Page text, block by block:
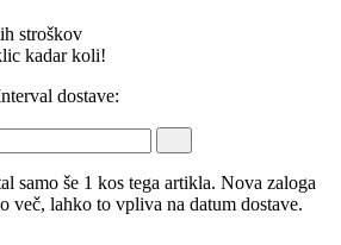
stroškov
kadar koli!
dostave:
samo še 1 kos tega artikla. Nova zaloga
več, lahko to vpliva na datum dostave.